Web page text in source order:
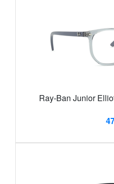
Ray-Ban Junior